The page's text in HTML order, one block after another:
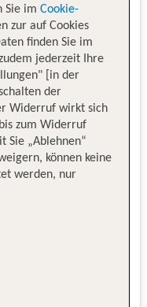
Sie im Cookie-
zur auf Cookies
finden Sie im
jederzeit Ihre
[in der
der
Widerruf wirkt sich
zum Widerruf
Sie „Ablehnen“
können keine
werden, nur